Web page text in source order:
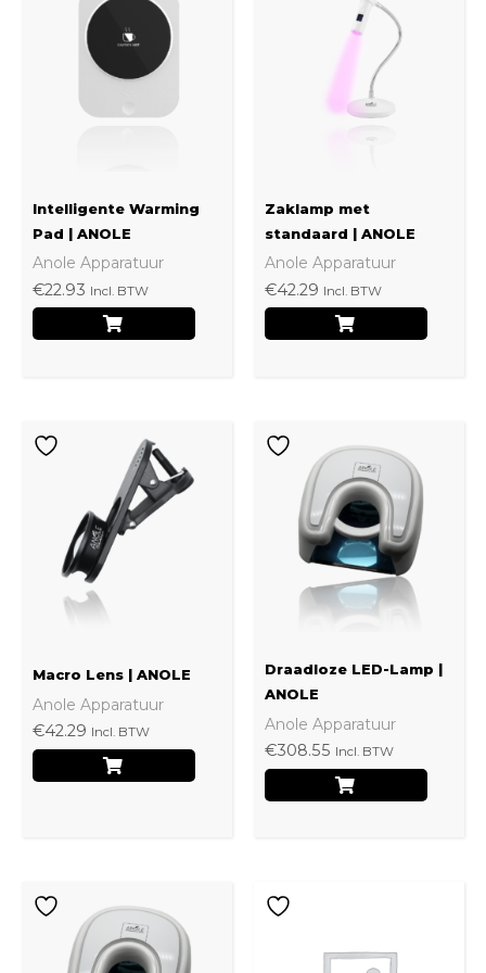
Intelligente Warming
Pad | ANOLE
Anole Apparatuur
€22.93 Incl. BTW
Zaklamp met
standaard | ANOLE
Anole Apparatuur
€42.29 Incl. BTW
Macro Lens | ANOLE
Anole Apparatuur
€42.29 Incl. BTW
Draadloze LED-Lamp |
ANOLE
Anole Apparatuur
€308.55 Incl. BTW